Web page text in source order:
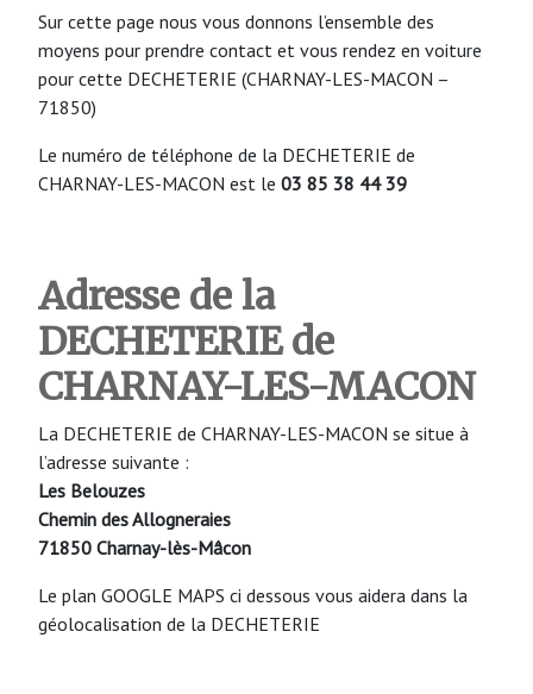
Sur cette page nous vous donnons l’ensemble des
moyens pour prendre contact et vous rendez en voiture
pour cette DECHETERIE (CHARNAY-LES-MACON –
71850)
Le numéro de téléphone de la DECHETERIE de
CHARNAY-LES-MACON est le 03 85 38 44 39
Adresse de la
DECHETERIE de
CHARNAY-LES-MACON
La DECHETERIE de CHARNAY-LES-MACON se situe à
l’adresse suivante :
Les Belouzes
Chemin des Allogneraies
71850 Charnay-lès-Mâcon
Le plan GOOGLE MAPS ci dessous vous aidera dans la
géolocalisation de la DECHETERIE